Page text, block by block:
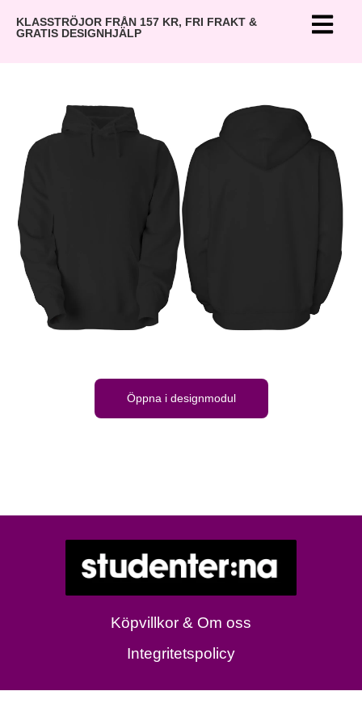
KLASSTRÖJOR FRÅN 157 KR, FRI FRAKT &
GRATIS DESIGNHJÄLP
Öppna i designmodul
Köpvillkor & Om oss
Integritetspolicy